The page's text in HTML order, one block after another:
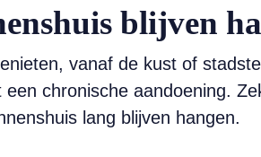
blijven
vanaf de kust of
chronische aandoening.
lang blijven hangen.